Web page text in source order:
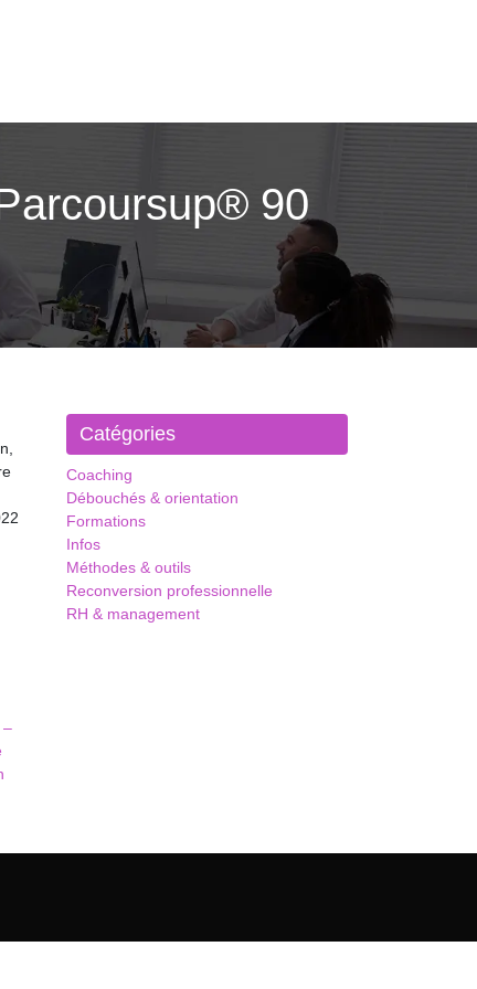
90
–
Catégories
Coaching
Débouchés & orientation
Formations
Infos
Méthodes & outils
Reconversion professionnelle
RH & management